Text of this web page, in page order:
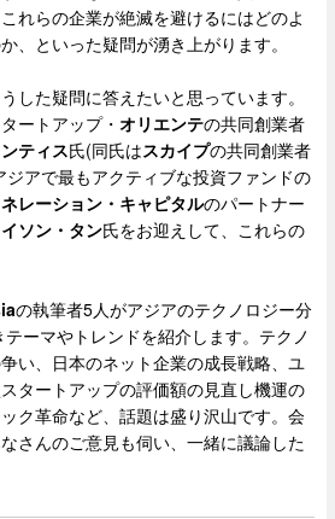
れらの企業が絶滅を避けるにはどのよ
、といった疑問が湧き上がります。
した疑問に答えたいと思っています。
ートアップ・ オリエンテの共同創業者
ティス氏(同氏はスカイプの共同創業者
ジアで最もアクティブな投資ファンドの
レーション・キャピタルのパートナー
ソン・タン氏をお迎えして、これらの
の執筆者5人がアジアのテクノロジー分
ーマやトレンドを紹介します。テクノ
い、日本のネット企業の成長戦略、ユ
タートアップの評価額の見直し機運の
ク革命など、話題は盛り沢山です。会
さんのご意見も伺い、一緒に議論した